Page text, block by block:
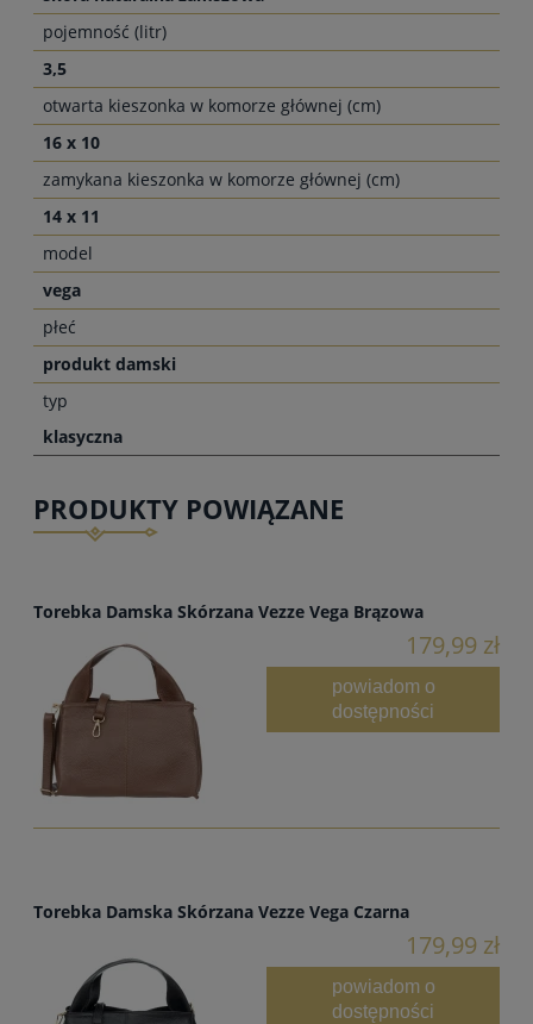
pojemność (litr)
3,5
otwarta kieszonka w komorze głównej (cm)
16 x 10
zamykana kieszonka w komorze głównej (cm)
14 x 11
model
vega
płeć
produkt damski
typ
klasyczna
PRODUKTY POWIĄZANE
Torebka Damska Skórzana Vezze Vega Brązowa
179,99 zł
powiadom o
dostępności
Torebka Damska Skórzana Vezze Vega Czarna
179,99 zł
powiadom o
dostępności